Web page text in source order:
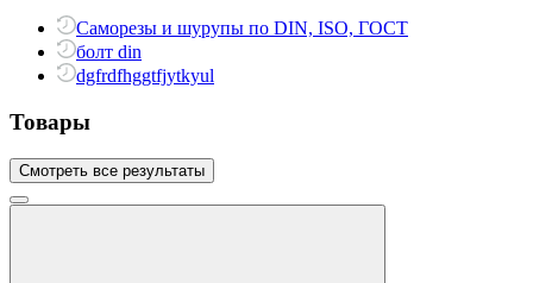
Саморезы и шурупы по DIN, ISO, ГОСТ
болт din
dgfrdfhggtfjytkyul
Товары
Смотреть все результаты